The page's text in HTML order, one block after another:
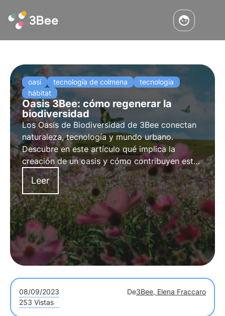
oasi tecnología de colmena
tecnología
hábitat
Oasis 3Bee: cómo regenerar la
biodiversidad
Los Oasis de Biodiversidad de 3Bee conectan
naturaleza, tecnología y mundo urbano.
Descubre en este artículo qué implica la
creación de un oasis y cómo contribuyen estos
hábitats urbanos y agroforestales a la
regeneración de la biodiversidad.
Leer
08/09/2023 De3Bee, Elena Fraccaro
253 Vistas